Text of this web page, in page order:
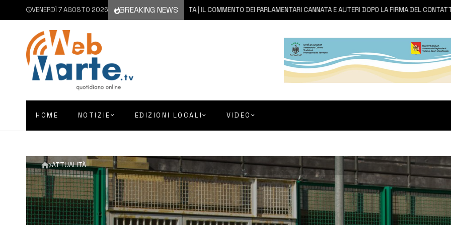
VENERDÌ 7 AGOSTO 2026 BREAKING NEWS
7 AGOSTO 2026 AUGUSTA | IL COMMENTO DEI PARLAMENTARI CANNATA E AUTERI DOPO LA FIRMA DEL CONTATTO PER IL
HOME NOTIZIE EDIZIONI LOCALI VIDEO
ATTUALITÀ